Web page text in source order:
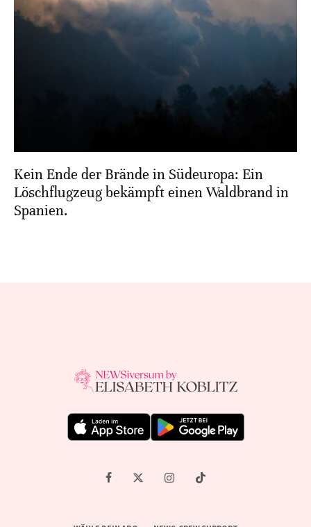
Kein Ende der Brände in Südeuropa: Ein
Löschflugzeug bekämpft einen Waldbrand in
Spanien.